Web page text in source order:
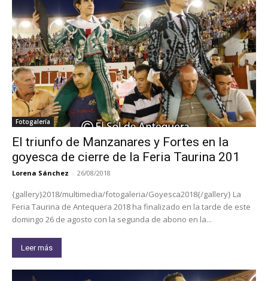
Fotogalería
El triunfo de Manzanares y Fortes en la
goyesca de cierre de la Feria Taurina 201
Lorena Sánchez - 26/08/2018
{gallery}2018/multimedia/fotogaleria/Goyesca2018{/gallery} La
Feria Taurina de Antequera 2018 ha finalizado en la tarde de este
domingo 26 de agosto con la segunda de abono en la...
Leer más